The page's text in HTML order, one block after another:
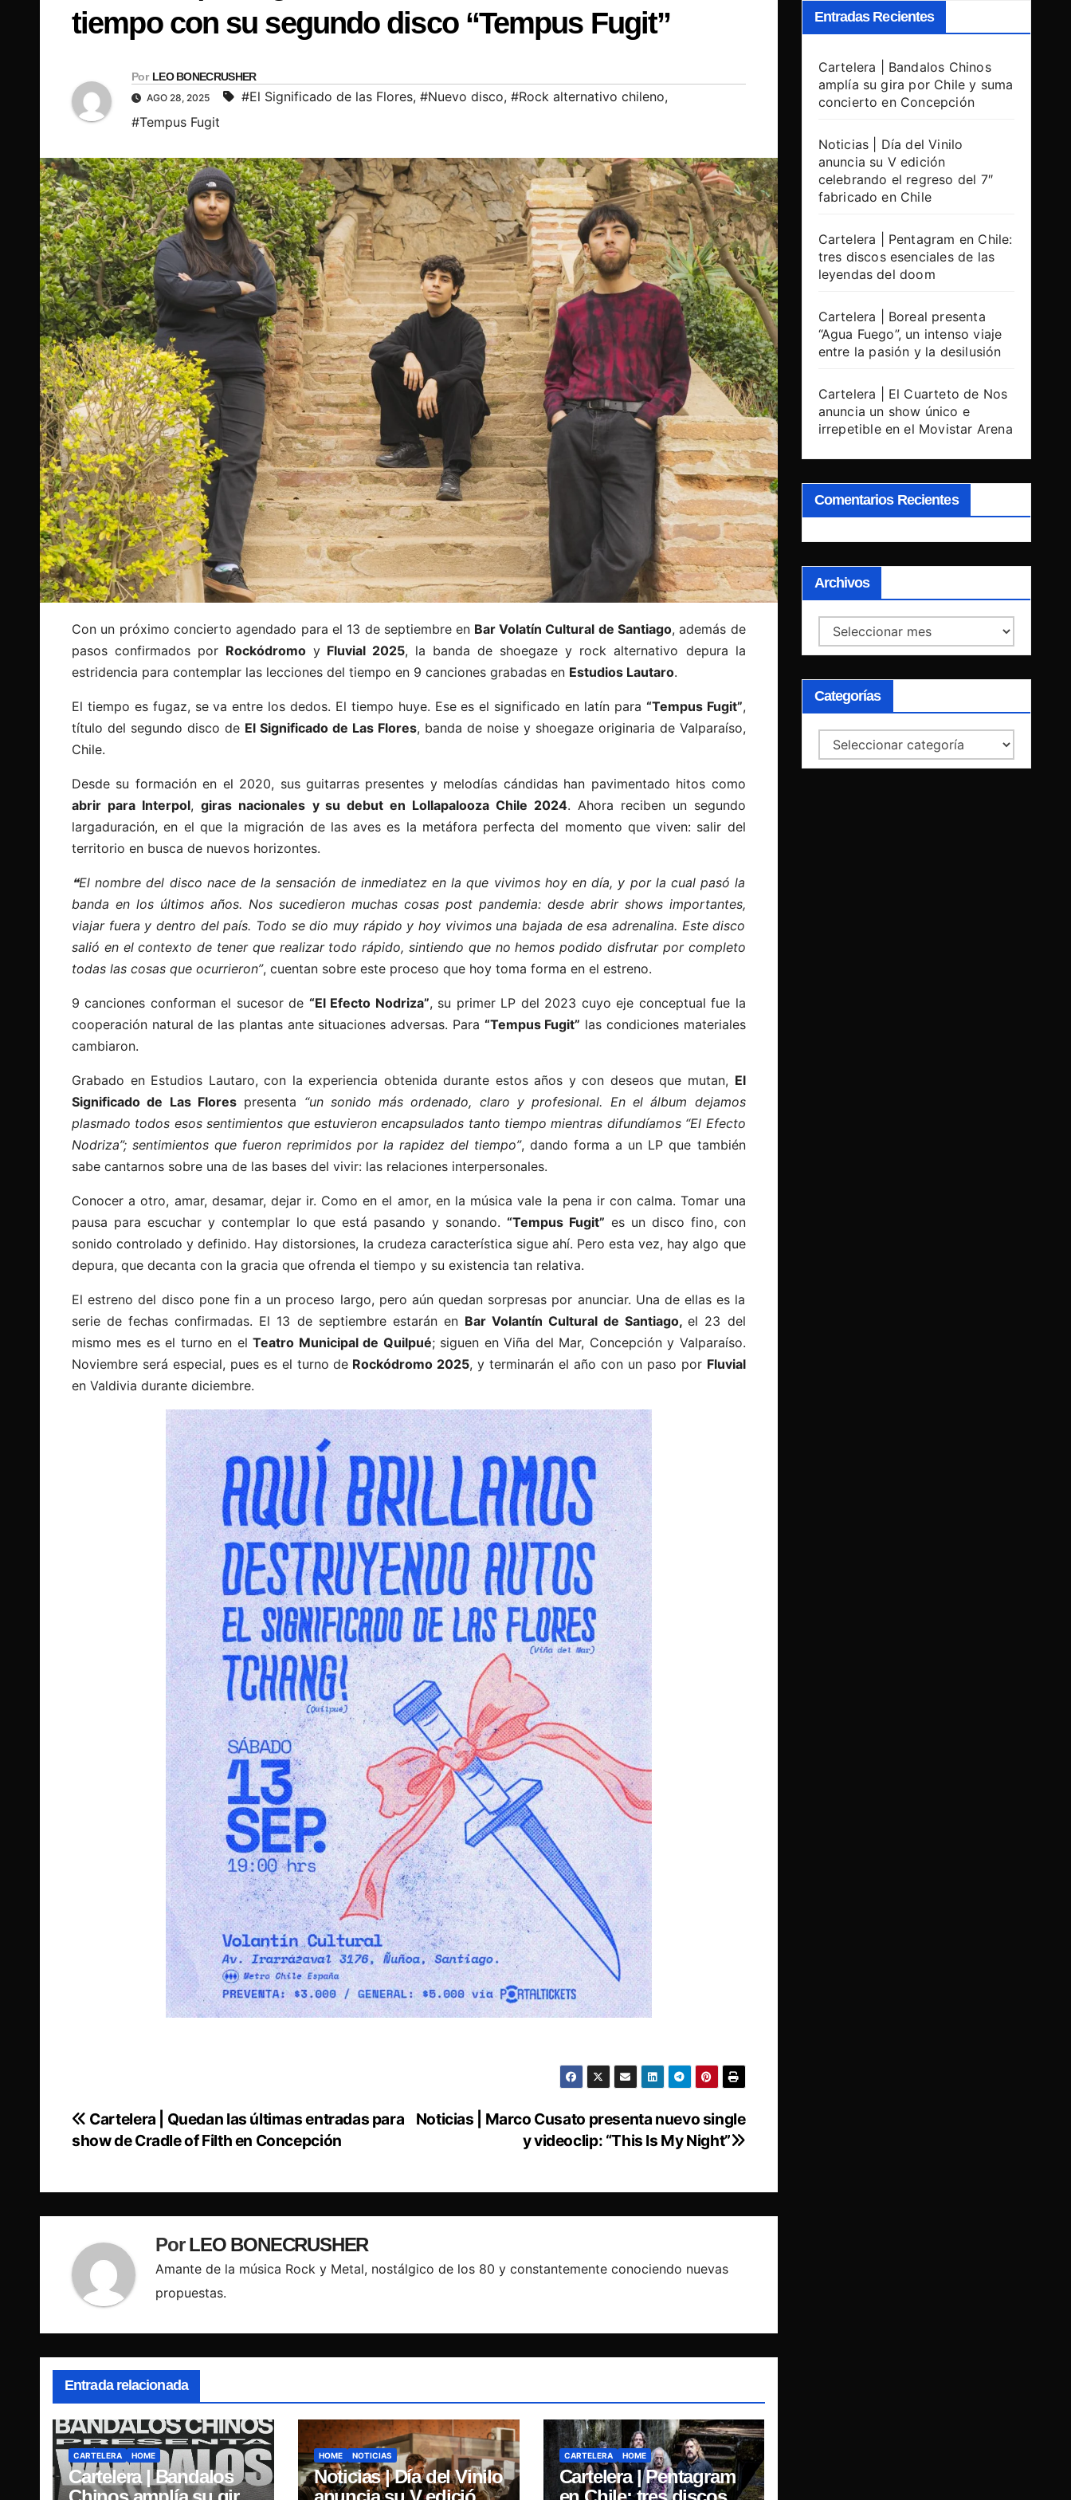
tiempo con su segundo disco “Tempus Fugit”
Por LEO BONECRUSHER
AGO 28, 2025 #El Significado de las Flores, #Nuevo disco, #Rock alternativo chileno,
#Tempus Fugit
Con un próximo concierto agendado para el 13 de septiembre en Bar Volatín Cultural de Santiago, además de
pasos confirmados por Rockódromo y Fluvial 2025, la banda de shoegaze y rock alternativo depura la
estridencia para contemplar las lecciones del tiempo en 9 canciones grabadas en Estudios Lautaro.
El tiempo es fugaz, se va entre los dedos. El tiempo huye. Ese es el significado en latín para “Tempus Fugit”,
título del segundo disco de El Significado de Las Flores, banda de noise y shoegaze originaria de Valparaíso,
Chile.
Desde su formación en el 2020, sus guitarras presentes y melodías cándidas han pavimentado hitos como
abrir para Interpol, giras nacionales y su debut en Lollapalooza Chile 2024. Ahora reciben un segundo
largaduración, en el que la migración de las aves es la metáfora perfecta del momento que viven: salir del
territorio en busca de nuevos horizontes.
❝El nombre del disco nace de la sensación de inmediatez en la que vivimos hoy en día, y por la cual pasó la
banda en los últimos años. Nos sucedieron muchas cosas post pandemia: desde abrir shows importantes,
viajar fuera y dentro del país. Todo se dio muy rápido y hoy vivimos una bajada de esa adrenalina. Este disco
salió en el contexto de tener que realizar todo rápido, sintiendo que no hemos podido disfrutar por completo
todas las cosas que ocurrieron”, cuentan sobre este proceso que hoy toma forma en el estreno.
9 canciones conforman el sucesor de “El Efecto Nodriza”, su primer LP del 2023 cuyo eje conceptual fue la
cooperación natural de las plantas ante situaciones adversas. Para “Tempus Fugit” las condiciones materiales
cambiaron.
Grabado en Estudios Lautaro, con la experiencia obtenida durante estos años y con deseos que mutan, El
Significado de Las Florespresenta “un sonido más ordenado, claro y profesional. En el álbum dejamos
plasmado todos esos sentimientos que estuvieron encapsulados tanto tiempo mientras difundíamos “El Efecto
Nodriza”; sentimientos que fueron reprimidos por la rapidez del tiempo”, dando forma a un LP que también
sabe cantarnos sobre una de las bases del vivir: las relaciones interpersonales.
Conocer a otro, amar, desamar, dejar ir. Como en el amor, en la música vale la pena ir con calma. Tomar una
pausa para escuchar y contemplar lo que está pasando y sonando.“Tempus Fugit” es un disco fino, con
sonido controlado y definido. Hay distorsiones, la crudeza característica sigue ahí. Pero esta vez, hay algo que
depura, que decanta con la gracia que ofrenda el tiempo y su existencia tan relativa.
El estreno del disco pone fin a un proceso largo, pero aún quedan sorpresas por anunciar. Una de ellas es la
serie de fechas confirmadas. El 13 de septiembre estarán en Bar Volantín Cultural de Santiago,el 23 del
mismo mes es el turno en elTeatro Municipal de Quilpué; siguen en Viña del Mar, Concepción y Valparaíso.
Noviembre será especial, pues es el turno de Rockódromo 2025, y terminarán el año con un paso por Fluvial
en Valdivia durante diciembre.
Navegación
de
entradas
Noticias | Marco Cusato presenta nuevo single
y videoclip: “This Is My Night”
Cartelera | Quedan las últimas entradas para
show de Cradle of Filth en Concepción
PorLEO BONECRUSHER
Amante de la música Rock y Metal, nostálgico de los 80 y constantemente conociendo nuevas
propuestas.
Entrada relacionada
CARTELERA HOME
Cartelera | Bandalos
HOME NOTICIAS
Noticias | Día del Vinilo
CARTELERA HOME
Cartelera | Pentagram
Entradas Recientes
Cartelera | Bandalos Chinos
amplía su gira por Chile y suma
concierto en Concepción
Noticias | Día del Vinilo
anuncia su V edición
celebrando el regreso del 7″
fabricado en Chile
Cartelera | Pentagram en Chile:
tres discos esenciales de las
leyendas del doom
Cartelera | Boreal presenta
“Agua Fuego”, un intenso viaje
entre la pasión y la desilusión
Cartelera | El Cuarteto de Nos
anuncia un show único e
irrepetible en el Movistar Arena
Comentarios Recientes
Archivos
Archivos
Categorías
Categorías